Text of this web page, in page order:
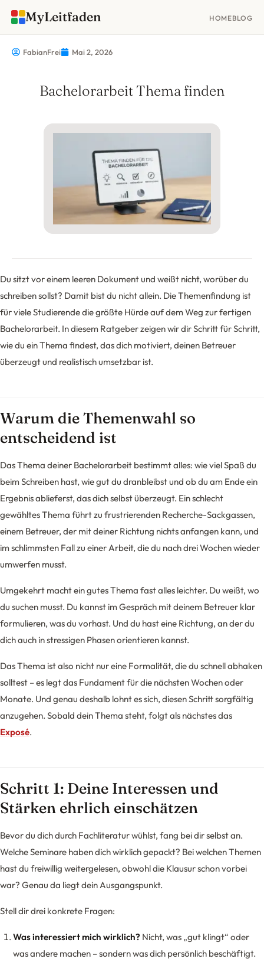
MyLeitfaden HOMEBLOG
FabianFrei Mai 2, 2026
Bachelorarbeit Thema finden
Du sitzt vor einem leeren Dokument und weißt nicht, worüber du
schreiben sollst? Damit bist du nicht allein. Die Themenfindung ist
für viele Studierende die größte Hürde auf dem Weg zur fertigen
Bachelorarbeit. In diesem Ratgeber zeigen wir dir Schritt für Schritt,
wie du ein Thema findest, das dich motiviert, deinen Betreuer
überzeugt und realistisch umsetzbar ist.
Warum die Themenwahl so
entscheidend ist
Das Thema deiner Bachelorarbeit bestimmt alles: wie viel Spaß du
beim Schreiben hast, wie gut du dranbleibst und ob du am Ende ein
Ergebnis ablieferst, das dich selbst überzeugt. Ein schlecht
gewähltes Thema führt zu frustrierenden Recherche-Sackgassen,
einem Betreuer, der mit deiner Richtung nichts anfangen kann, und
im schlimmsten Fall zu einer Arbeit, die du nach drei Wochen wieder
umwerfen musst.
Umgekehrt macht ein gutes Thema fast alles leichter. Du weißt, wo
du suchen musst. Du kannst im Gespräch mit deinem Betreuer klar
formulieren, was du vorhast. Und du hast eine Richtung, an der du
dich auch in stressigen Phasen orientieren kannst.
Das Thema ist also nicht nur eine Formalität, die du schnell abhaken
solltest – es legt das Fundament für die nächsten Wochen oder
Monate. Und genau deshalb lohnt es sich, diesen Schritt sorgfältig
anzugehen. Sobald dein Thema steht, folgt als nächstes das
Exposé.
Schritt 1: Deine Interessen und
Stärken ehrlich einschätzen
Bevor du dich durch Fachliteratur wühlst, fang bei dir selbst an.
Welche Seminare haben dich wirklich gepackt? Bei welchen Themen
hast du freiwillig weitergelesen, obwohl die Klausur schon vorbei
war? Genau da liegt dein Ausgangspunkt.
Stell dir drei konkrete Fragen:
Was interessiert mich wirklich? Nicht, was „gut klingt“ oder
was andere machen – sondern was dich persönlich beschäftigt.